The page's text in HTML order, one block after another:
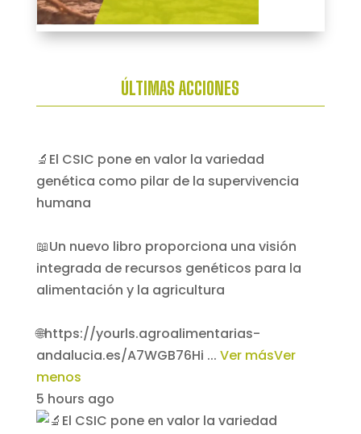
ÚLTIMAS ACCIONES
🔬El CSIC pone en valor la variedad
genética como pilar de la supervivencia
humana
📖Un nuevo libro proporciona una visión
integrada de recursos genéticos para la
alimentación y la agricultura
🌐https://yourls.agroalimentarias-
andalucia.es/A7WGB76Hi ... Ver másVer
menos
5 hours ago